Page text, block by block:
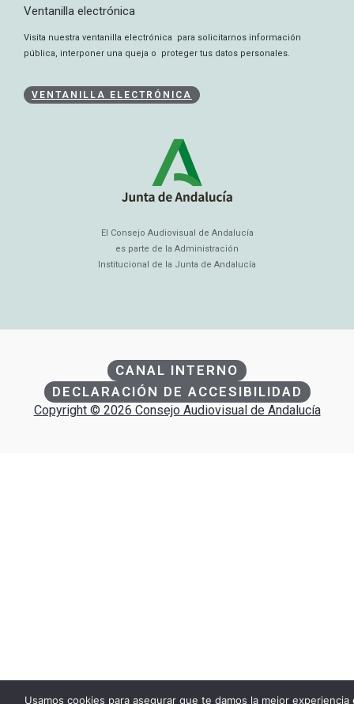
Ventanilla electrónica
Visita nuestra ventanilla electrónica para solicitarnos información
pública, interponer una queja o proteger tus datos personales.
VENTANILLA ELECTRÓNICA
El Consejo Audiovisual de Andalucía
es parte de la Administración
Institucional de la Junta de Andalucía
CANAL INTERNO
DECLARACIÓN DE ACCESIBILIDAD
Copyright © 2026 Consejo Audiovisual de Andalucía
Usamos cookies para asegurar que te damos la mejor experiencia